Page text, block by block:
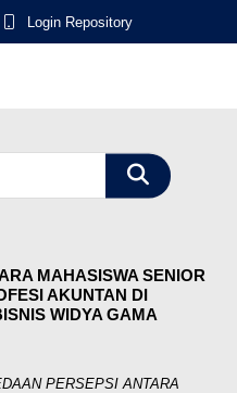
Login Repository
MAHASISWA SENIOR
AKUNTAN DI
WIDYA GAMA
PERSEPSI ANTARA